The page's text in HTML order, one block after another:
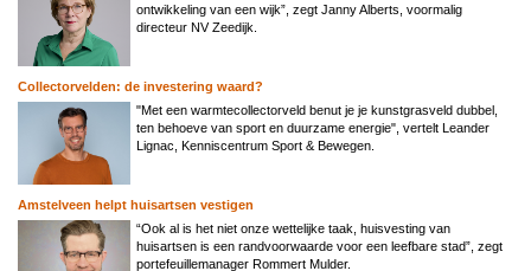
ontwikkeling van een wijk”, zegt Janny Alberts, voormalig
directeur NV Zeedijk.
Collectorvelden: de investering waard?
"Met een warmtecollectorveld benut je je kunstgrasveld dubbel,
ten behoeve van sport en duurzame energie", vertelt Leander
Lignac, Kenniscentrum Sport & Bewegen.
Amstelveen helpt huisartsen vestigen
“Ook al is het niet onze wettelijke taak, huisvesting van
huisartsen is een randvoorwaarde voor een leefbare stad”, zegt
portefeuillemanager Rommert Mulder.